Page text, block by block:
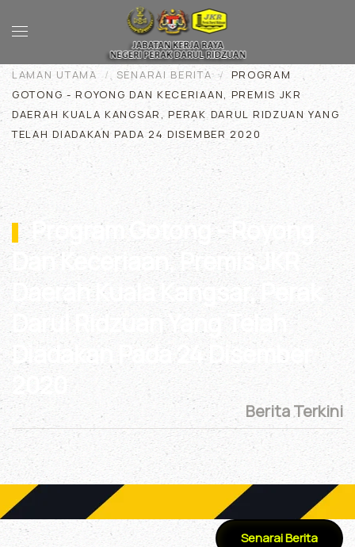
Skip to main content
LAMAN UTAMA SENARAI BERITA
PROGRAM
GOTONG - ROYONG DAN KECERIAAN, PREMIS JKR
DAERAH KUALA KANGSAR, PERAK DARUL RIDZUAN YANG
TELAH DIADAKAN PADA 24 DISEMBER 2020
Program Gotong - Royong
Dan Keceriaan, Premis JKR
Daerah Kuala Kangsar, Perak
Darul Ridzuan Yang Telah
Diadakan Pada 24 Disember
2020
Berita Terkini
Senarai Berita